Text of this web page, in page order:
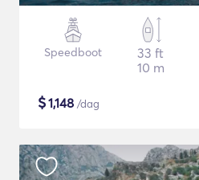
Speedboot
33 ft
10 m
$1,148 /dag